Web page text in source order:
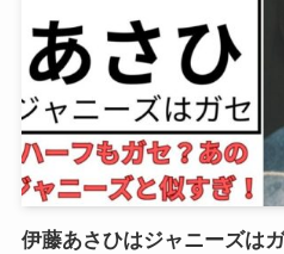
伊藤あさひはジャニーズは